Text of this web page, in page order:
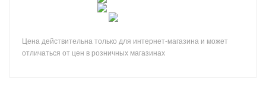
Цена действительна только для интернет-магазина и может
отличаться от цен в розничных магазинах